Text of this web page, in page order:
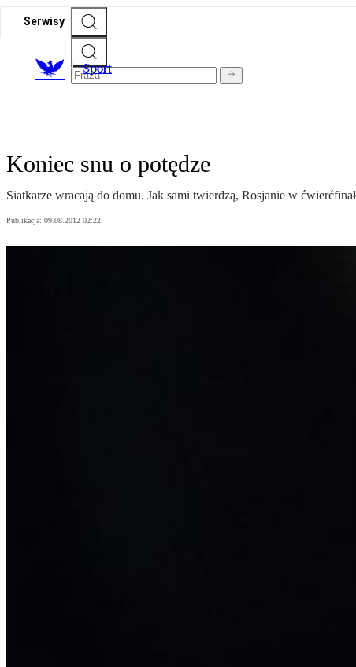
Serwisy
Sport
Koniec snu o potędze
Siatkarze wracają do domu. Jak sami twierdzą, Rosjanie w
Publikacja: 09.08.2012 02:22